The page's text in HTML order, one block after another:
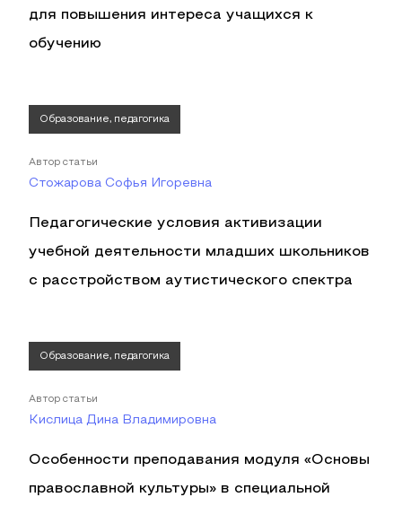
для повышения интереса учащихся к
обучению
Образование, педагогика
Автор статьи
Стожарова Софья Игоревна
Педагогические условия активизации
учебной деятельности младших школьников
с расстройством аутистического спектра
Образование, педагогика
Автор статьи
Кислица Дина Владимировна
Особенности преподавания модуля «Основы
православной культуры» в специальной